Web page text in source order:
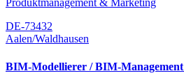
Produktmanagement & Marketing
DE-73432
Aalen/Waldhausen
BIM-Modellierer / BIM-Management